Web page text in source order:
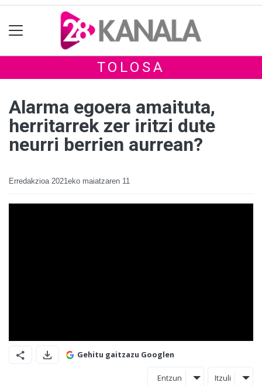
TOLOSA
Alarma egoera amaituta,
herritarrek zer iritzi dute
neurri berrien aurrean?
Erredakzioa 2021eko maiatzaren 11
Gehitu gaitzazu Googlen
Entzun Itzuli